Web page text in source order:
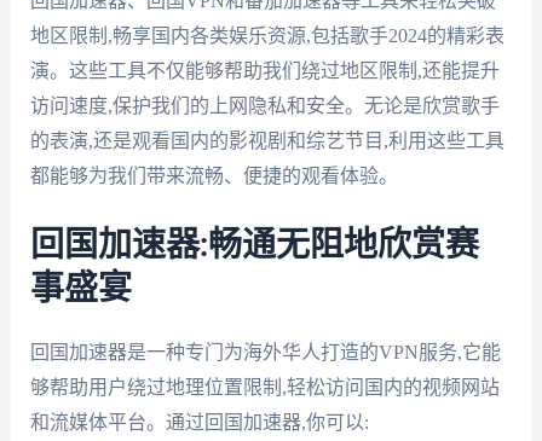
地区限制,畅享国内各类娱乐资源,包括歌手2024的精彩表
演。这些工具不仅能够帮助我们绕过地区限制,还能提升
访问速度,保护我们的上网隐私和安全。无论是欣赏歌手
的表演,还是观看国内的影视剧和综艺节目,利用这些工具
都能够为我们带来流畅、便捷的观看体验。
回国加速器:畅通无阻地欣赏赛
事盛宴
回国加速器是一种专门为海外华人打造的VPN服务,它能
够帮助用户绕过地理位置限制,轻松访问国内的视频网站
和流媒体平台。通过回国加速器,你可以: